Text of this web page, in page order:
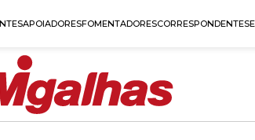
APOIADORESFOMENTADORESCORRESPONDENTES